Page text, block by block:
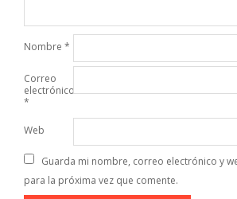
Nombre *
Correo
electrónico
*
Web
Guarda mi nombre, correo electrónico y
para la próxima vez que comente.